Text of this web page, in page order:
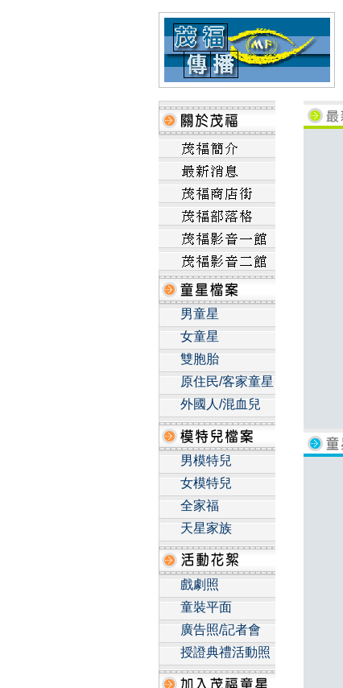
男童星
女童星
雙胞胎
原住民/客家童星
外國人/混血兒
男模特兒
女模特兒
全家福
天星家族
戲劇照
童裝平面
廣告照/記者會
授證典禮活動照